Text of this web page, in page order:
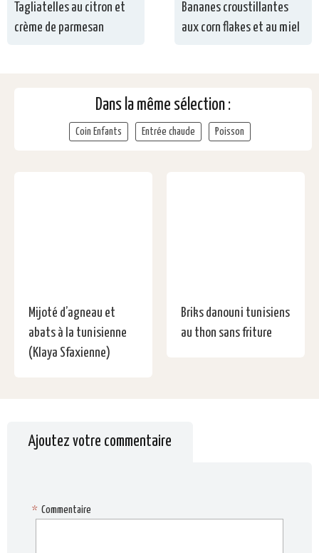
Tagliatelles au citron et
crème de parmesan
Bananes croustillantes
aux corn flakes et au miel
Dans la même sélection :
Coin Enfants Entrée chaude Poisson
Mijoté d’agneau et
abats à la tunisienne
(Klaya Sfaxienne)
Briks danouni tunisiens
au thon sans friture
Ajoutez votre commentaire
Commentaire
*